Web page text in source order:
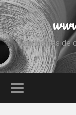
Fabricantes de